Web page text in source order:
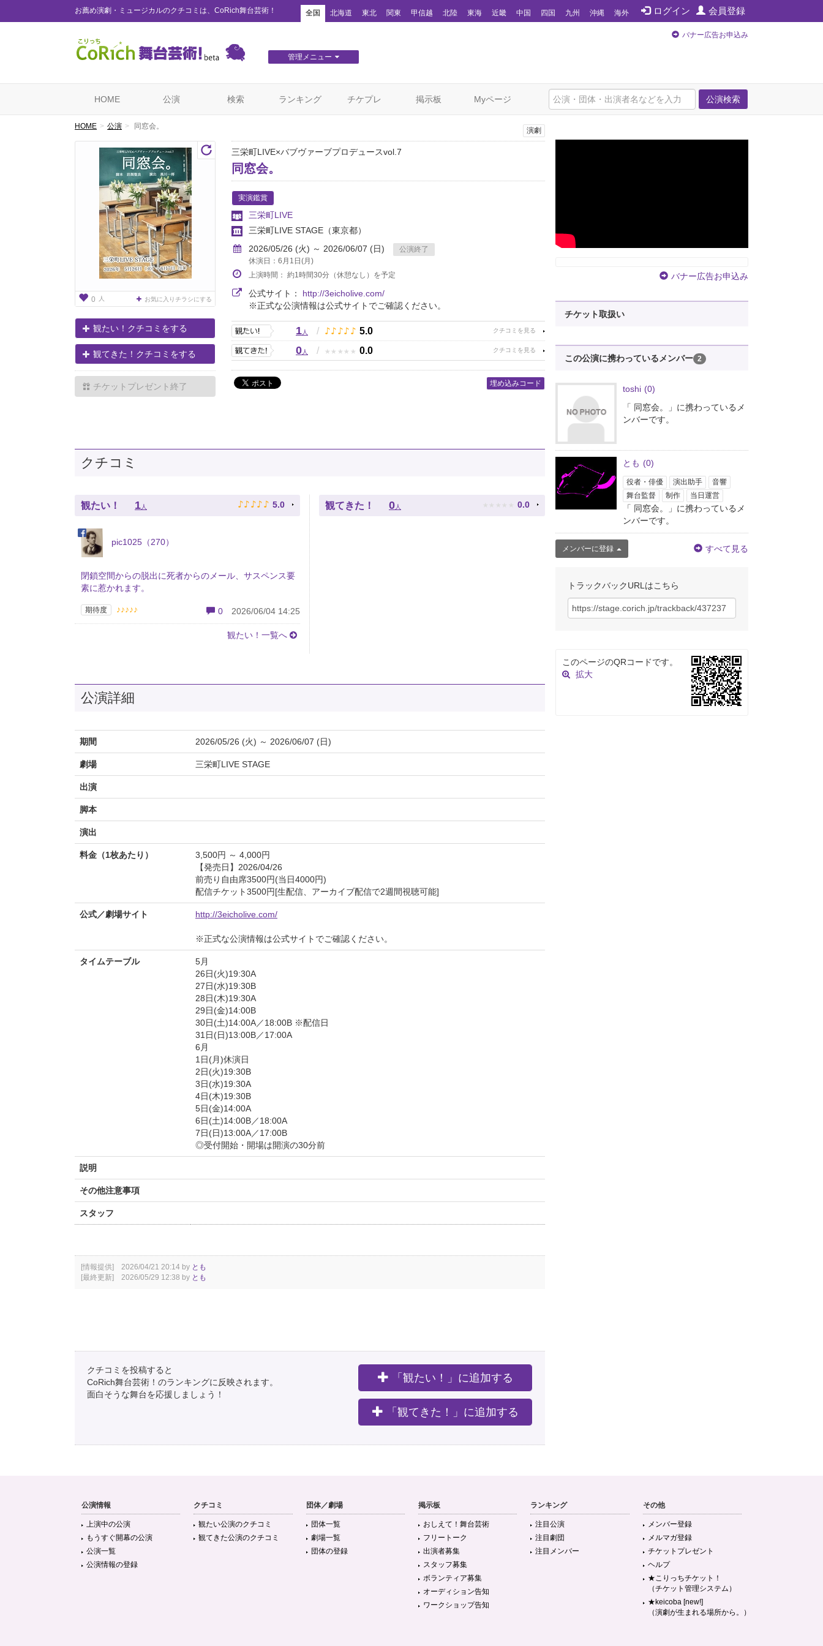
お薦め演劇・ミュージカルのクチコミは、CoRich舞台芸術！ ログイン 会員登録
全国 北海道 東北 関東 甲信越 北陸 東海 近畿 中国 四国 九州 沖縄 海外
管理メニュー
バナー広告お申込み
公演検索
HOME 公演 検索 ランキング チケプレ 掲示板 Myページ
HOME 公演 同窓会。
0 人 お気に入りチラシにする
観たい！クチコミをする
観てきた！クチコミをする
チケットプレゼント終了
演劇
三栄町LIVE×バブヴァーブプロデュースvol.7
同窓会。
実演鑑賞
三栄町LIVE
三栄町LIVE STAGE （東京都）
2026/05/26 (火) ～ 2026/06/07 (日)
公演終了
休演日：6月1日(月)
上演時間： 約1時間30分（休憩なし）を予定
公式サイト： http://3eicholive.com/
※正式な公演情報は公式サイトでご確認ください。
1人 / ♪ ♪ ♪ ♪ ♪ 5.0
0人 / ★ ★ ★ ★ ★ 0.0
埋め込みコード
クチコミ
観たい！ 1人 ♪ ♪ ♪ ♪ ♪ 5.0
pic1025（270）
閉鎖空間からの脱出に死者からのメール、サスペンス要
素に惹かれます。
期待度 ♪♪♪♪♪ 0 2026/06/04 14:25
観たい！一覧へ
観てきた！ 0人 ★ ★ ★ ★ ★ 0.0
公演詳細
期間 2026/05/26 (火) ～ 2026/06/07 (日)
劇場 三栄町LIVE STAGE
出演
脚本
演出
料金（1枚あたり）
3,500円 ～ 4,000円
【発売日】2026/04/26
前売り自由席3500円(当日4000円)
配信チケット3500円[生配信、アーカイブ配信で2週間視聴可能]
公式／劇場サイト http://3eicholive.com/
※正式な公演情報は公式サイトでご確認ください。
タイムテーブル
5月
26日(火)19:30A
27日(水)19:30B
28日(木)19:30A
29日(金)14:00B
30日(土)14:00A／18:00B ※配信日
31日(日)13:00B／17:00A
6月
1日(月)休演日
2日(火)19:30B
3日(水)19:30A
4日(木)19:30B
5日(金)14:00A
6日(土)14:00B／18:00A
7日(日)13:00A／17:00B
◎受付開始・開場は開演の30分前
説明
その他注意事項
スタッフ
[情報提供] 2026/04/21 20:14 by とも
[最終更新] 2026/05/29 12:38 by とも
クチコミを投稿すると
CoRich舞台芸術！のランキングに反映されます。
面白そうな舞台を応援しましょう！
「観たい！」に追加する
「観てきた！」に追加する
バナー広告お申込み
チケット取扱い
この公演に携わっているメンバー 2
toshi (0)
「 同窓会。」に携わっているメ
ンバーです。
とも (0)
役者・俳優 演出助手
音響
舞台監督
制作 当日運営
「 同窓会。」に携わっているメ
ンバーです。
メンバーに登録 すべて見る
トラックバックURLはこちら
このページのQRコードです。
拡大
公演情報
上演中の公演
もうすぐ開幕の公演
公演一覧
公演情報の登録
クチコミ
観たい公演のクチコミ
観てきた公演のクチコミ
団体／劇場
団体一覧
劇場一覧
団体の登録
掲示板
おしえて！舞台芸術
フリートーク
出演者募集
スタッフ募集
ボランティア募集
オーディション告知
ワークショップ告知
ランキング
注目公演
注目劇団
注目メンバー
その他
メンバー登録
メルマガ登録
チケットプレゼント
ヘルプ
★こりっちチケット！
（チケット管理システム）
★keicoba [new!]
（演劇が生まれる場所から。）